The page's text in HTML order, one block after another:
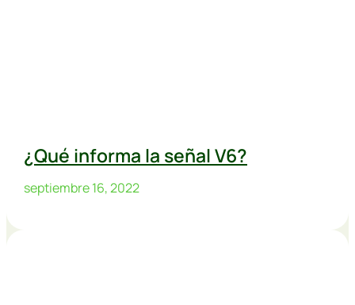
¿Qué informa la señal V6?
septiembre 16, 2022